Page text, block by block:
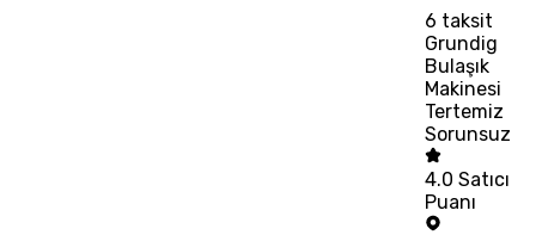
6 taksit
Grundig
Bulaşık
Makinesi
Tertemiz
Sorunsuz
4.0 Satıcı
Puanı